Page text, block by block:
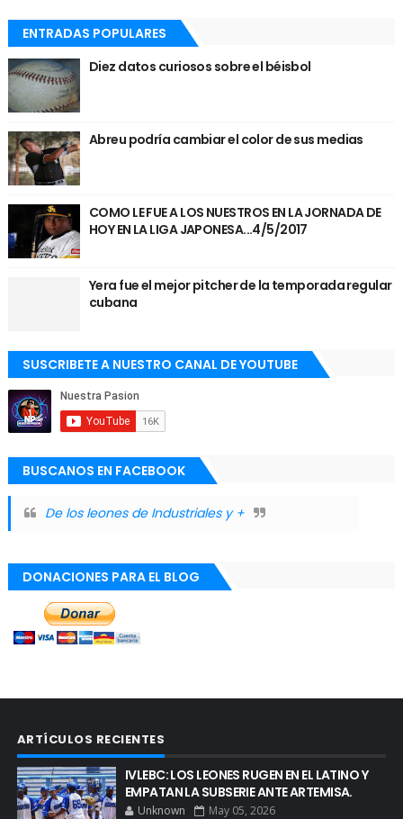
ENTRADAS POPULARES
Diez datos curiosos sobre el béisbol
Abreu podría cambiar el color de sus medias
COMO LE FUE A LOS NUESTROS EN LA JORNADA DE
HOY EN LA LIGA JAPONESA...4/5/2017
Yera fue el mejor pitcher de la temporada regular
cubana
SUSCRIBETE A NUESTRO CANAL DE YOUTUBE
BUSCANOS EN FACEBOOK
De los leones de Industriales y +
DONACIONES PARA EL BLOG
ARTÍCULOS RECIENTES
IVLEBC: LOS LEONES RUGEN EN EL LATINO Y
EMPATAN LA SUBSERIE ANTE ARTEMISA.
Unknown May 05, 2026